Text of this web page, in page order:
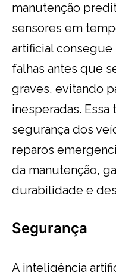
manutenção
sensores em
artificial
falhas antes que
graves, evitando
inesperadas.
segurança dos
reparos
da manutenção,
durabilidade e
Segurança
A inteligência